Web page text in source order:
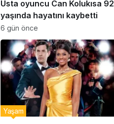
Usta oyuncu Can Kolukısa 92
yaşında hayatını kaybetti
6 gün önce
Yaşam